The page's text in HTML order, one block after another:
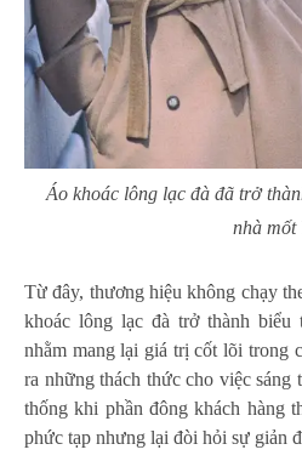
Áo khoác lông lạc đà đã trở
nhà mốt
Từ đây, thương hiệu không chạy
khoác lông lạc đà trở thành biểu
nhằm mang lại giá trị cốt lõi trong
ra những thách thức cho việc sáng
thống khi phần đông khách hàng
phức tạp nhưng lại đòi hỏi sự giản